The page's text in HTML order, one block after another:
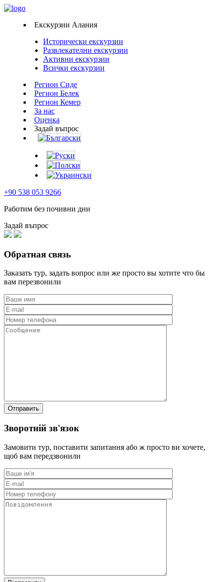
Екскурзии Алания
Исторически екскурзии
Развлекателни екскурзии
Активни екскурзии
Всички екскурзии
Регион Сиде
Регион Белек
Регион Кемер
За нас
Оценка
Задай въпрос
+90 538 053 9266
Работим без почивни дни
Задай въпрос
Обратная связь
Заказать тур, задать вопрос или же просто вы хотите что бы
вам перезвонили
Зворотній зв'язок
Замовити тур, поставити запитання або ж просто ви хочете,
щоб вам передзвонили